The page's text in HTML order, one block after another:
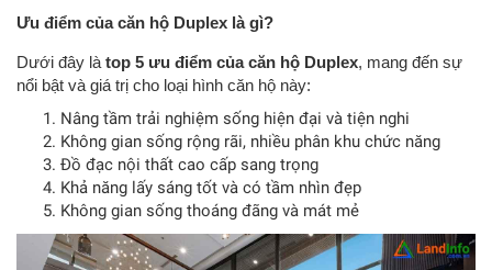
Ưu điểm của căn hộ Duplex là gì?
Dưới đây là top 5 ưu điểm của căn hộ Duplex, mang đến sự
nổi bật và giá trị cho loại hình căn hộ này:
Nâng tầm trải nghiệm sống hiện đại và tiện nghi
Không gian sống rộng rãi, nhiều phân khu chức năng
Đồ đạc nội thất cao cấp sang trọng
Khả năng lấy sáng tốt và có tầm nhìn đẹp
Không gian sống thoáng đãng và mát mẻ